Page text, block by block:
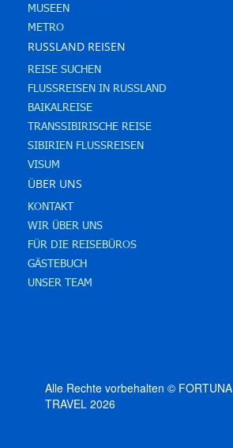
MUSEEN
METRO
RUSSLAND REISEN
REISE SUCHEN
FLUSSREISEN IN RUSSLAND
BAIKALREISE
TRANSSIBIRISCHE REISE
SIBIRIEN FLUSSREISEN
VISUM
ÜBER UNS
KONTAKT
WIR ÜBER UNS
FÜR DIE REISEBÜROS
GÄSTEBUCH
UNSER TEAM
Alle Rechte vorbehalten © FORTUNA
TRAVEL 2026